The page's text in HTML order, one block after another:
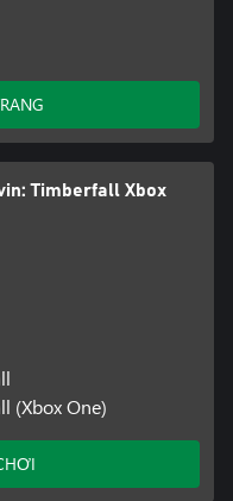
Timberfall Xbox
(Xbox One)